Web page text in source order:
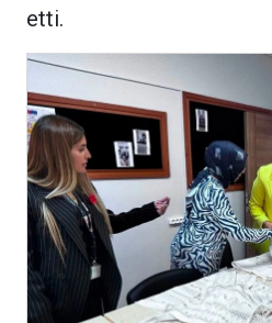
etti.